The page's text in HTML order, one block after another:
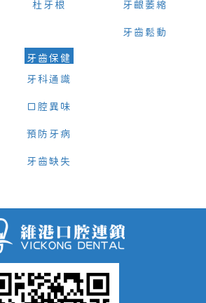
杜牙根 牙齦萎縮
牙齒鬆動
牙齒保健
牙科通識
口腔異味
預防牙病
牙齒缺失